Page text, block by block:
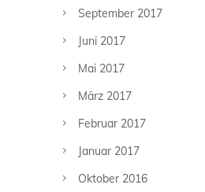
September 2017
Juni 2017
Mai 2017
März 2017
Februar 2017
Januar 2017
Oktober 2016